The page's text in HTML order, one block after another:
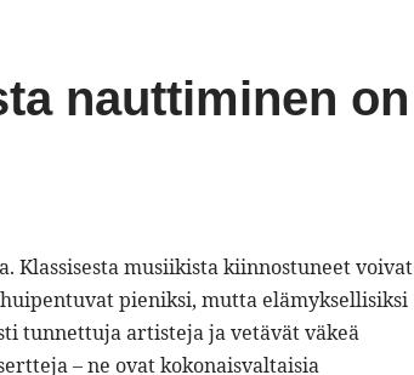
nauttiminen on
Klassisesta musiikista kiinnostuneet voivat
pieniksi, mutta elämyksellisiksi
tunnettuja artisteja ja vetävät väkeä
– ne ovat kokonaisvaltaisia